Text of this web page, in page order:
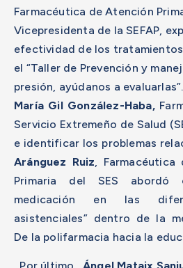
Farmacéutica de Atención
Vicepresidenta de la SEFAP,
efectividad de los
el “Taller de Prevención y
presión, ayúdanos a evaluarlas”.
María Gil González-Haba,
Servicio Extremeño de Salud
e identificar los problemas
Aránguez Ruiz,
Primaria del SES abordó
medicación en las
asistenciales” dentro de la
De la polifarmacia hacia la